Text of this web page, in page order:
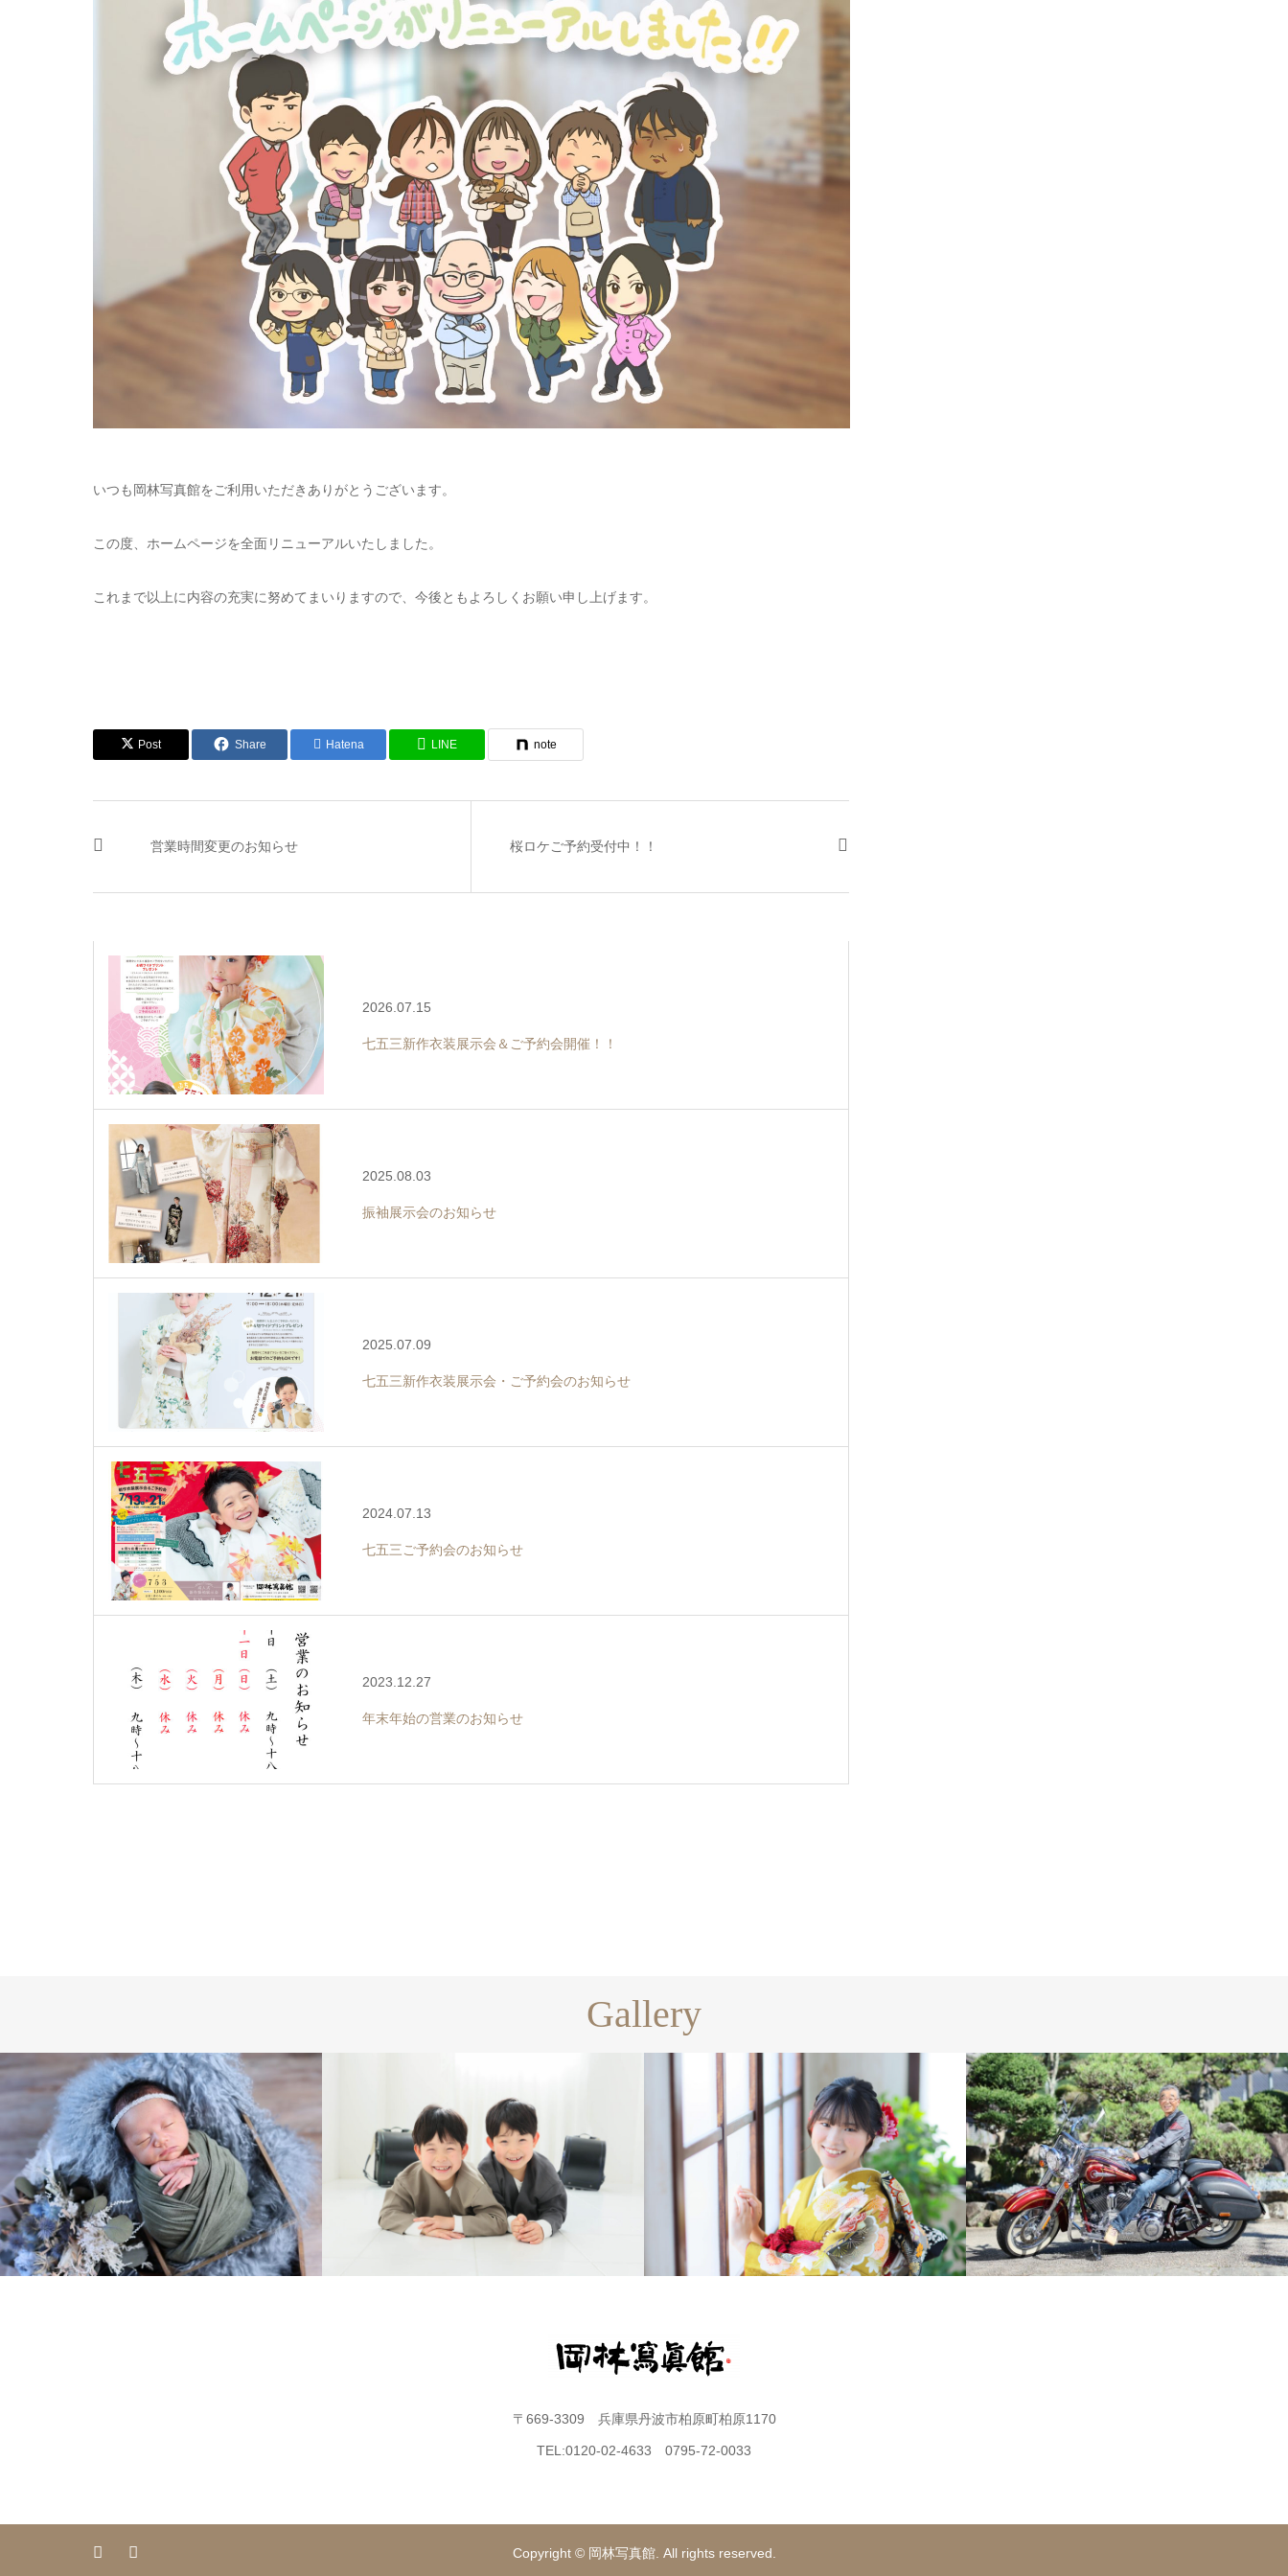
いつも岡林写真館をご利用いただきありがとうございます。
この度、ホームページを全面リニューアルいたしました。
これまで以上に内容の充実に努めてまいりますので、今後ともよろしくお願い申し上げます。
Post Share Hatena LINE note
営業時間変更のお知らせ 桜ロケご予約受付中！！
2026.07.15
七五三新作衣装展示会＆ご予約会開催！！
2025.08.03
振袖展示会のお知らせ
2025.07.09
七五三新作衣装展示会・ご予約会のお知らせ
2024.07.13
七五三ご予約会のお知らせ
2023.12.27
年末年始の営業のお知らせ
Gallery
〒669-3309 兵庫県丹波市柏原町柏原1170
TEL:0120-02-4633 0795-72-0033
Copyright © 岡林写真館. All rights reserved.